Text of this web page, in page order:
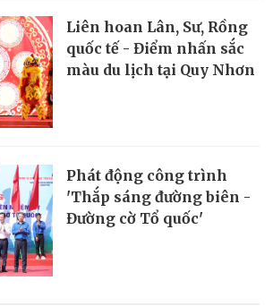
Liên hoan Lân, Sư, Rồng
quốc tế - Điểm nhấn sắc
màu du lịch tại Quy Nhơn
Phát động công trình
'Thắp sáng đường biên -
Đường cờ Tổ quốc'